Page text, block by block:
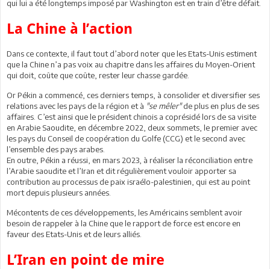
qui lui a été longtemps imposé par Washington est en train d’être défait.
La Chine à l’action
Dans ce contexte, il faut tout d’abord noter que les Etats-Unis estiment
que la Chine n’a pas voix au chapitre dans les affaires du Moyen-Orient
qui doit, coûte que coûte, rester leur chasse gardée.
Or Pékin a commencé, ces derniers temps, à consolider et diversifier ses
relations avec les pays de la région et à "se mêler"de plus en plus de ses
affaires. C’est ainsi que le président chinois a coprésidé lors de sa visite
en Arabie Saoudite, en décembre 2022, deux sommets, le premier avec
les pays du Conseil de coopération du Golfe (CCG) et le second avec
l’ensemble des pays arabes.
En outre, Pékin a réussi, en mars 2023, à réaliser la réconciliation entre
l’Arabie saoudite et l’Iran et dit régulièrement vouloir apporter sa
contribution au processus de paix israélo-palestinien, qui est au point
mort depuis plusieurs années.
Mécontents de ces développements, les Américains semblent avoir
besoin de rappeler à la Chine que le rapport de force est encore en
faveur des Etats-Unis et de leurs alliés.
L’Iran en point de mire